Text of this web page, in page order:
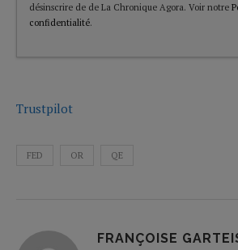
désinscrire de de La Chronique Agora. Voir notre
confidentialité.
Trustpilot
FED OR QE
FRANÇOISE